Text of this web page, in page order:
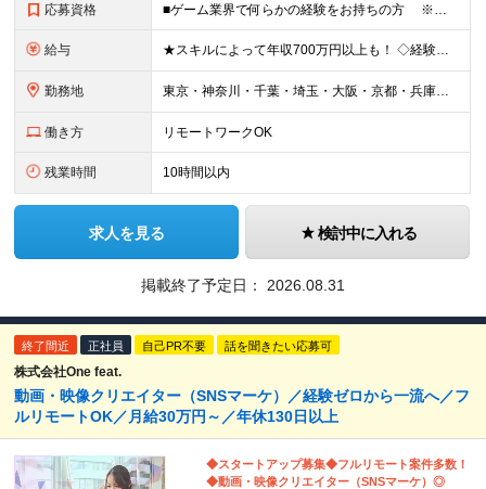
応募資格 ■ゲーム業界で何らかの経験をお持ちの方 ※直近のご経歴がゲーム業界の方は面接確約 ※下記のような業界で実務経験をお持ちの方もスキルを活かせます。 （アニメ・マンガ・テレビ・配信・映像・Webおよ
給与 ★スキルによって年収700万円以上も！ ◇経験者 月給23万円～70万円+残業代+賞与 ◇未経験者 月給21万円以上+残業代+賞与 ※経験・スキル・年齢などを考慮の上、当社規定により決定(詳細は
勤務地 東京・神奈川・千葉・埼玉・大阪・京都・兵庫・福岡のプロジェクト先または本社・各支店（大阪・福岡） ※勤務地はご希望を考慮 ※Uターン・Iターンも歓迎 ※一部案件にリモートワーク可能な環境あり ★特
働き方 リモートワークOK
残業時間 10時間以内
求人を見る 検討中に入れる
掲載終了予定日： 2026.08.31
終了間近 正社員 自己PR不要 話を聞きたい応募可
株式会社One feat.
動画・映像クリエイター（SNSマーケ）／経験ゼロから一流へ／フ
ルリモートOK／月給30万円～／年休130日以上
◆スタートアップ募集◆フルリモート案件多数！
◆動画・映像クリエイター（SNSマーケ）◎